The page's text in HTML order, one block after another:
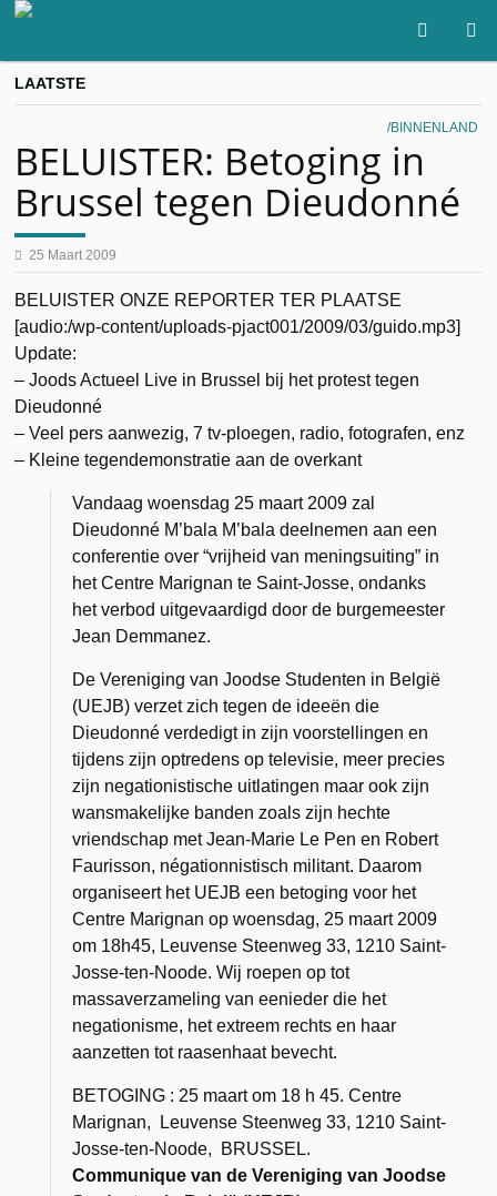
LAATSTE
BINNENLAND
BELUISTER: Betoging in
Brussel tegen Dieudonné
25 Maart 2009
BELUISTER ONZE REPORTER TER PLAATSE
[audio:/wp-content/uploads-pjact001/2009/03/guido.mp3]
Update:
– Joods Actueel Live in Brussel bij het protest tegen
Dieudonné
– Veel pers aanwezig, 7 tv-ploegen, radio, fotografen, enz
– Kleine tegendemonstratie aan de overkant
Vandaag woensdag 25 maart 2009 zal
Dieudonné M’bala M’bala deelnemen aan een
conferentie over “vrijheid van meningsuiting” in
het Centre Marignan te Saint-Josse, ondanks
het verbod uitgevaardigd door de burgemeester
Jean Demmanez.
De Vereniging van Joodse Studenten in België
(UEJB) verzet zich tegen de ideeën die
Dieudonné verdedigt in zijn voorstellingen en
tijdens zijn optredens op televisie, meer precies
zijn negationistische uitlatingen maar ook zijn
wansmakelijke banden zoals zijn hechte
vriendschap met Jean-Marie Le Pen en Robert
Faurisson, négationnistisch militant. Daarom
organiseert het UEJB een betoging voor het
Centre Marignan op woensdag, 25 maart 2009
om 18h45, Leuvense Steenweg 33, 1210 Saint-
Josse-ten-Noode. Wij roepen op tot
massaverzameling van eenieder die het
negationisme, het extreem rechts en haar
aanzetten tot raasenhaat bevecht.
BETOGING : 25 maart om 18 h 45. Centre
Marignan, Leuvense Steenweg 33, 1210 Saint-
Josse-ten-Noode, BRUSSEL.
Communique van de Vereniging van Joodse